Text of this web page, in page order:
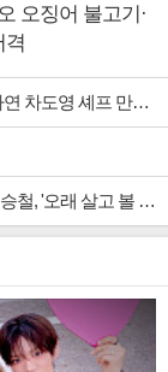
오징어 불고기·
격
도영 셰프 만난다
살고 볼 일' 특집 출격